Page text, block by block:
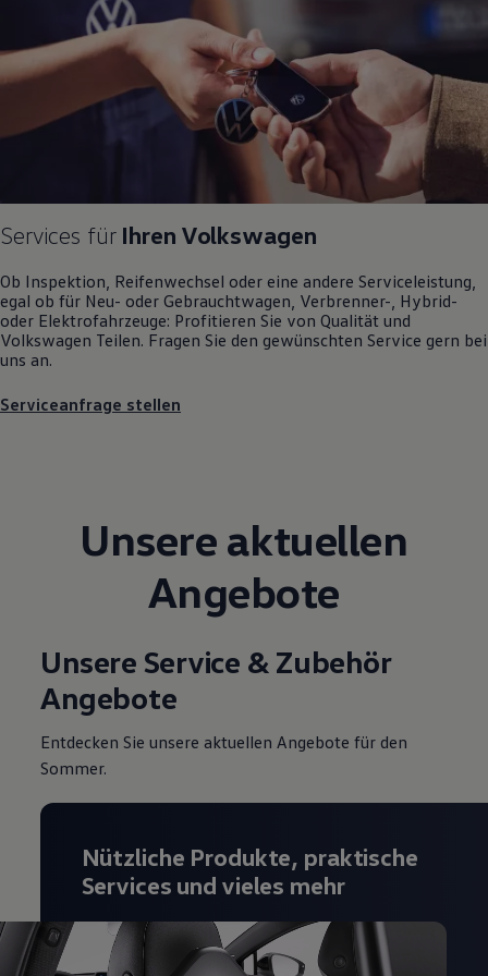
Motorenöl und Flüssigkeiten
Räder und Reifen
Pannen- und Unfallhilfe
Economy Service
Volkswagen Teile
Modellspezifisches Zubehör
Entertainment und Elektronik
Wallbox und Ladekabel
Dienste für Ihr Modell finden
Volkswagen Apps, Login und Shop
Handy und Fahrzeug verbinden
Updates für Software, Karten und Radio
Über Ihr Auto
Volkswagen Kundenbetreuung
Transport
Elektromobilität
Volkswagen R
Pannen- und Unfallhilfe
Services für Ihren Volkswagen
Ob Inspektion, Reifenwechsel oder eine andere Serviceleistung,
egal ob für Neu- oder Gebrauchtwagen , Verbrenner-, Hybrid-
oder Elektrofahrzeuge: Profitieren Sie von Qualität und
Volkswagen Teilen. Fragen Sie den gewünschten Service gern bei
uns an.
Serviceanfrage stellen
Unsere aktuellen
Angebote
Unsere Service & Zubehör
Angebote
Entdecken Sie unsere aktuellen Angebote für den
Sommer.
Nützliche Produkte, praktische
Services und vieles mehr